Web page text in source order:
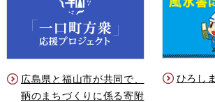
広島県と福山市が共同で、
鞆のまちづくりに係る寄附
ひろし